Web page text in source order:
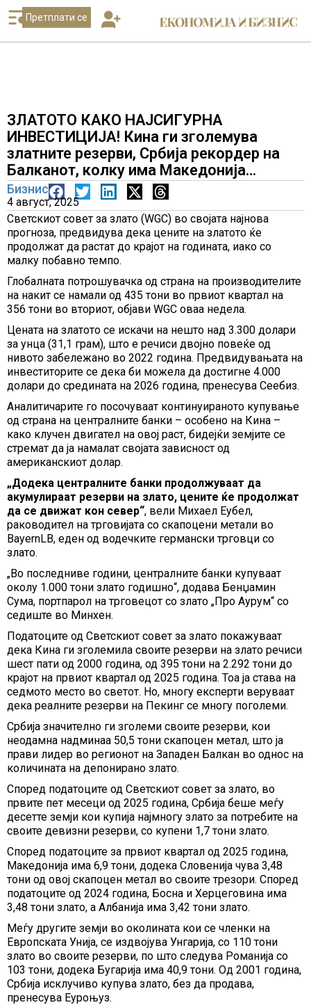
Претплати се
ЗЛАТОТО КАКО НАЈСИГУРНА
ИНВЕСТИЦИЈА! Кина ги зголемува
златните резерви, Србија рекордер на
Балканот, колку има Македонија…
Бизнис
4 август, 2025
Светскиот совет за злато (WGC) во својата најнова
прогноза, предвидува дека цените на златото ќе
продолжат да растат до крајот на годината, иако со
малку побавно темпо.
Глобалната потрошувачка од страна на производителите
на накит се намали од 435 тони во првиот квартал на
356 тони во вториот, објави WGC оваа недела.
Цената на златото се искачи на нешто над 3.300 долари
за унца (31,1 грам), што е речиси двојно повеќе од
нивото забележано во 2022 година. Предвидувањата на
инвеститорите се дека би можела да достигне 4.000
долари до средината на 2026 година, пренесува Сеебиз.
Аналитичарите го посочуваат континуираното купување
од страна на централните банки – особено на Кина –
како клучен двигател на овој раст, бидејќи земјите се
стремат да ја намалат својата зависност од
американскиот долар.
„Додека централните банки продолжуваат да
акумулираат резерви на злато, цените ќе продолжат
да се движат кон север“, вели Михаел Еубел,
раководител на трговијата со скапоцени метали во
BayernLB, еден од водечките германски трговци со
злато.
„Во последниве години, централните банки купуваат
околу 1.000 тони злато годишно“, додава Бенџамин
Сума, портпарол на трговецот со злато „Про Аурум“ со
седиште во Минхен.
Податоците од Светскиот совет за злато покажуваат
дека Кина ги зголемила своите резерви на злато речиси
шест пати од 2000 година, од 395 тони на 2.292 тони до
крајот на првиот квартал од 2025 година. Тоа ја става на
седмото место во светот. Но, многу експерти веруваат
дека реалните резерви на Пекинг се многу поголеми.
Србија значително ги зголеми своите резерви, кои
неодамна надминаа 50,5 тони скапоцен метал, што ја
прави лидер во регионот на Западен Балкан во однос на
количината на депонирано злато.
Според податоците од Светскиот совет за злато, во
првите пет месеци од 2025 година, Србија беше меѓу
десетте земји кои купија најмногу злато за потребите на
своите девизни резерви, со купени 1,7 тони злато.
Според податоците за првиот квартал од 2025 година,
Македонија има 6,9 тони, додека Словенија чува 3,48
тони од овој скапоцен метал во своите трезори. Според
податоците од 2024 година, Босна и Херцеговина има
3,48 тони злато, а Албанија има 3,42 тони злато.
Меѓу другите земји во околината кои се членки на
Европската Унија, се издвојува Унгарија, со 110 тони
злато во своите резерви, по што следува Романија со
103 тони, додека Бугарија има 40,9 тони. Од 2001 година,
Србија исклучиво купува злато, без да продава,
пренесува Еуроњуз.